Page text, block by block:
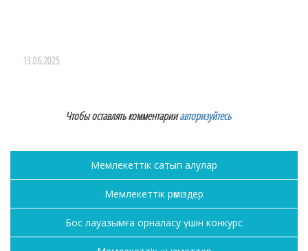
13.06.2025
Чтобы оставлять комментарииавторизуйтесь
Мемлекеттік сатып алулар
Мемлекеттік рәміздер
Бос лауазымға орналасу үшін конкурс